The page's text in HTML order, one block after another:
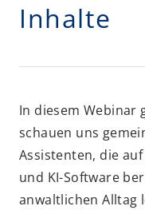
Inhalte
In diesem Webinar
schauen uns
Assistenten, die
und KI-Software
anwaltlichen Alltag